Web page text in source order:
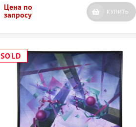
Цена по
запросу
КУПИТЬ
SOLD